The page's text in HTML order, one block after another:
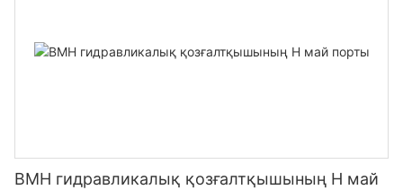
BMH гидравликалық қозғалтқышының H май